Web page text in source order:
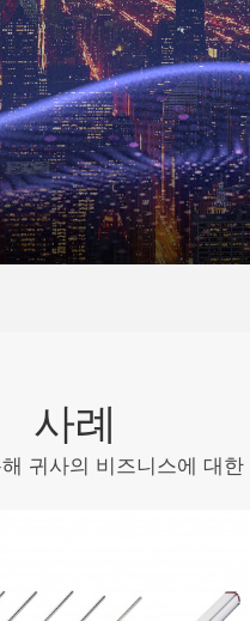
사례
귀사의 비즈니스에 대